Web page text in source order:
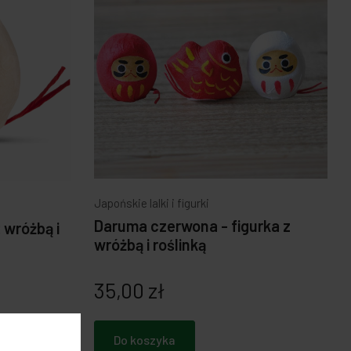
i
Japońskie lalki i figurki
Daruma czerwona - figurka z
wróżbą i roślinką
35,00 zł
Do koszyka